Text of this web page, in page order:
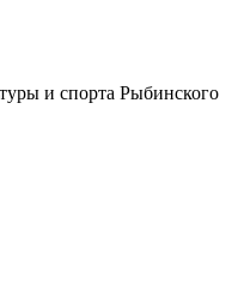
и спорта Рыбинского